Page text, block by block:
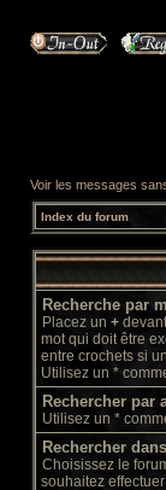
Voir les messages
Index du forum
Recherche par
Placez un +
mot qui doit être
entre crochets si
Utilisez un *
Rechercher par
Utilisez un *
Rechercher
Choisissez le
souhaitez